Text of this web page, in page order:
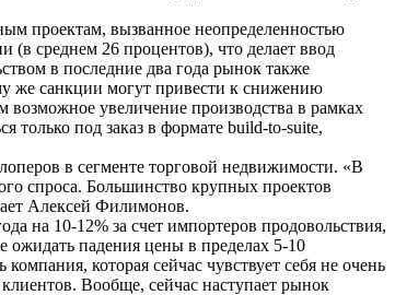
проектам, вызванное неопределенностью
среднем 26 процентов), что делает ввод
в последние два года рынок также
же санкции могут привести к снижению
увеличение производства в рамках
только под заказ в формате build-to-suite,
в сегменте торговой недвижимости. «В
спроса. Большинство крупных проектов
Алексей Филимонов.
на 10-12% за счет импортеров продовольствия,
ожидать падения цены в пределах 5-10
которая сейчас чувствует себя не очень
Вообще, сейчас наступает рынок